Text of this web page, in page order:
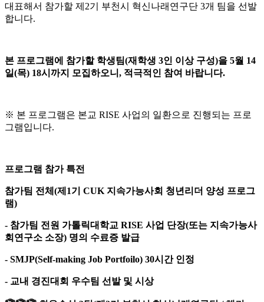
대표해서 참가할 제 2기 부천시 혁신나래연구단 3개 팀을 선발
합니다.
본 프로그램에 참가할 학생팀(재학생 3인 이상 구성)을 5월 14
일(목) 18시까지 모집하오니 , 적극적인 참여 바랍니다.
※ 본 프로그램은 본교 RISE 사업의 일환으로 진행되는 프로
그램입니다.
프로그램 참가 특전
참가팀 전체 (제 1기 CUK 지속가능사회 청년리더 양성 프로그
램)
- 참가팀 전원 가톨릭대학교 RISE 사업 단장(또는 지속가능사
회연구소 소장) 명의 수료증 발급
- SMJP(Self-making Job Portfoilo) 30시간 인정
- 교내 경진대회 우수팀 선발 및 시상